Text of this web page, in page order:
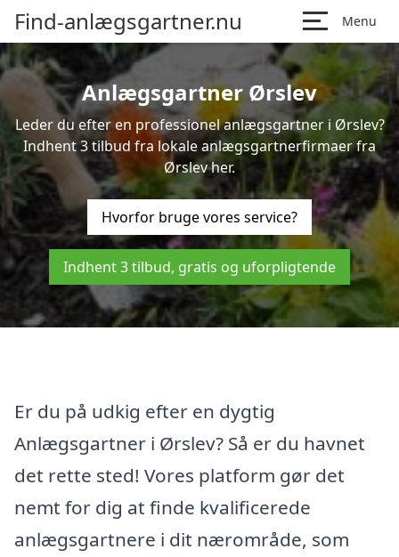
Find-anlægsgartner.nu Menu
Anlægsgartner Ørslev
Leder du efter en professionel anlægsgartner i Ørslev?
Indhent 3 tilbud fra lokale anlægsgartnerfirmaer fra
Ørslev her.
Hvorfor bruge vores service?
Indhent 3 tilbud, gratis og uforpligtende
Er du på udkig efter en dygtig
Anlægsgartner i Ørslev? Så er du havnet
det rette sted! Vores platform gør det
nemt for dig at finde kvalificerede
anlægsgartnere i dit nærområde, som